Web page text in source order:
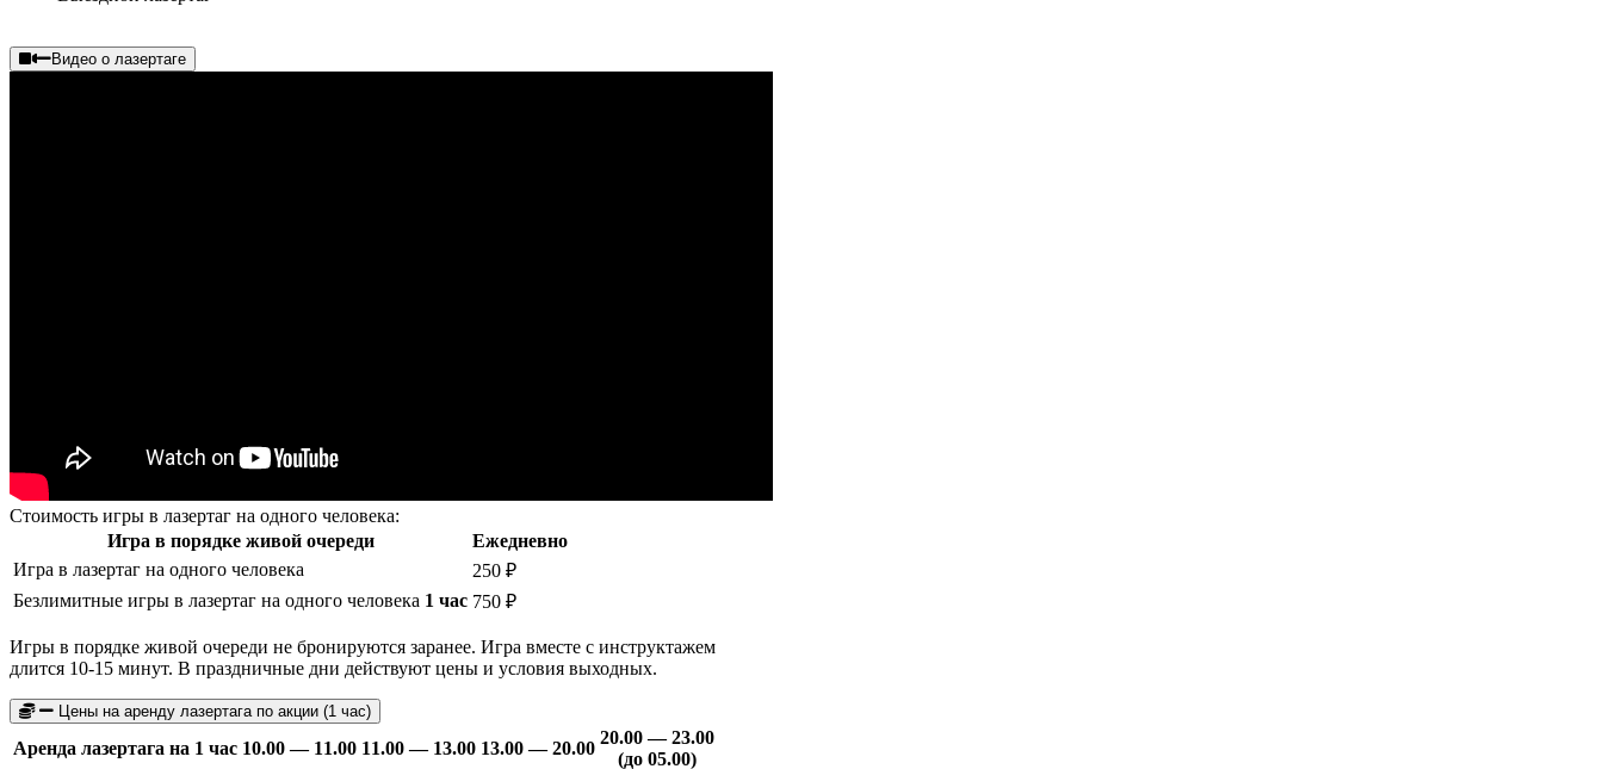
Видео о лазертаге
Стоимость игры в лазертаг на одного человека:
Игра в порядке живой очереди
Ежедневно
Игра в лазертаг на одного человека
250 ₽
Безлимитные игры в лазертаг на одного человека 1 час 750 ₽
Игры в порядке живой очереди не бронируются заранее. Игра вместе с инструктажем
длится 10-15 минут. В праздничные дни действуют цены и условия выходных.
Цены на аренду лазертага по акции (1 час)
Аренда лазертага на 1 час 10.00 — 11.00 11.00 — 13.00 13.00 — 20.00
20.00 — 23.00
(до 05.00)